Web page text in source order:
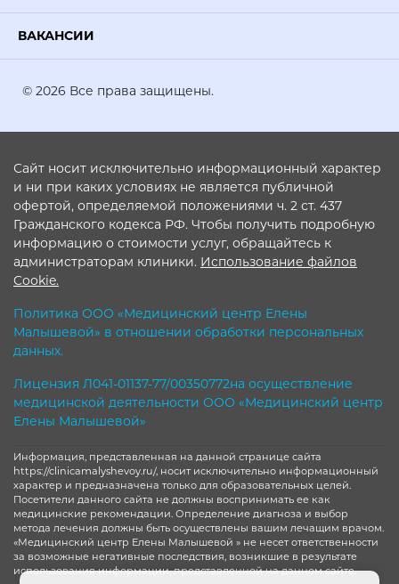
ВАКАНСИИ
© 2026 Все права защищены.
Сайт носит исключительно информационный характер
и ни при каких условиях не является публичной
офертой, определяемой положениями ч. 2 ст. 437
Гражданского кодекса РФ. Чтобы получить подробную
информацию о стоимости услуг, обращайтесь к
администраторам клиники. Использование файлов
Cookie.
Политика ООО «Медицинский центр Елены
Малышевой» в отношении обработки персональных
данных.
Лицензия Л041-01137-77/00350772на осуществление
медицинской деятельности ООО «Медицинский центр
Елены Малышевой»
Информация, представленная на данной странице сайта
https://clinicamalyshevoy.ru/, носит исключительно информационный
характер и предназначена только для образовательных целей.
Посетители данного сайта не должны воспринимать ее как
медицинские рекомендации. Определение диагноза и выбор
метода лечения должны быть осуществлены вашим лечащим врачом.
«Медицинский центр Елены Малышевой » не несет ответственности
за возможные негативные последствия, возникшие в результате
использования информации, представленной на данном сайте.